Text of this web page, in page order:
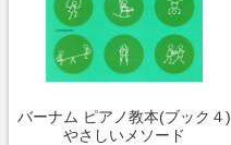
バーナム ピアノ教本(ブック４)
やさしいメソード